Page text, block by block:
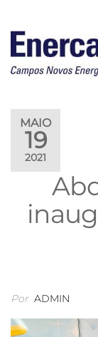
MAIO
19
2021
Por ADMIN